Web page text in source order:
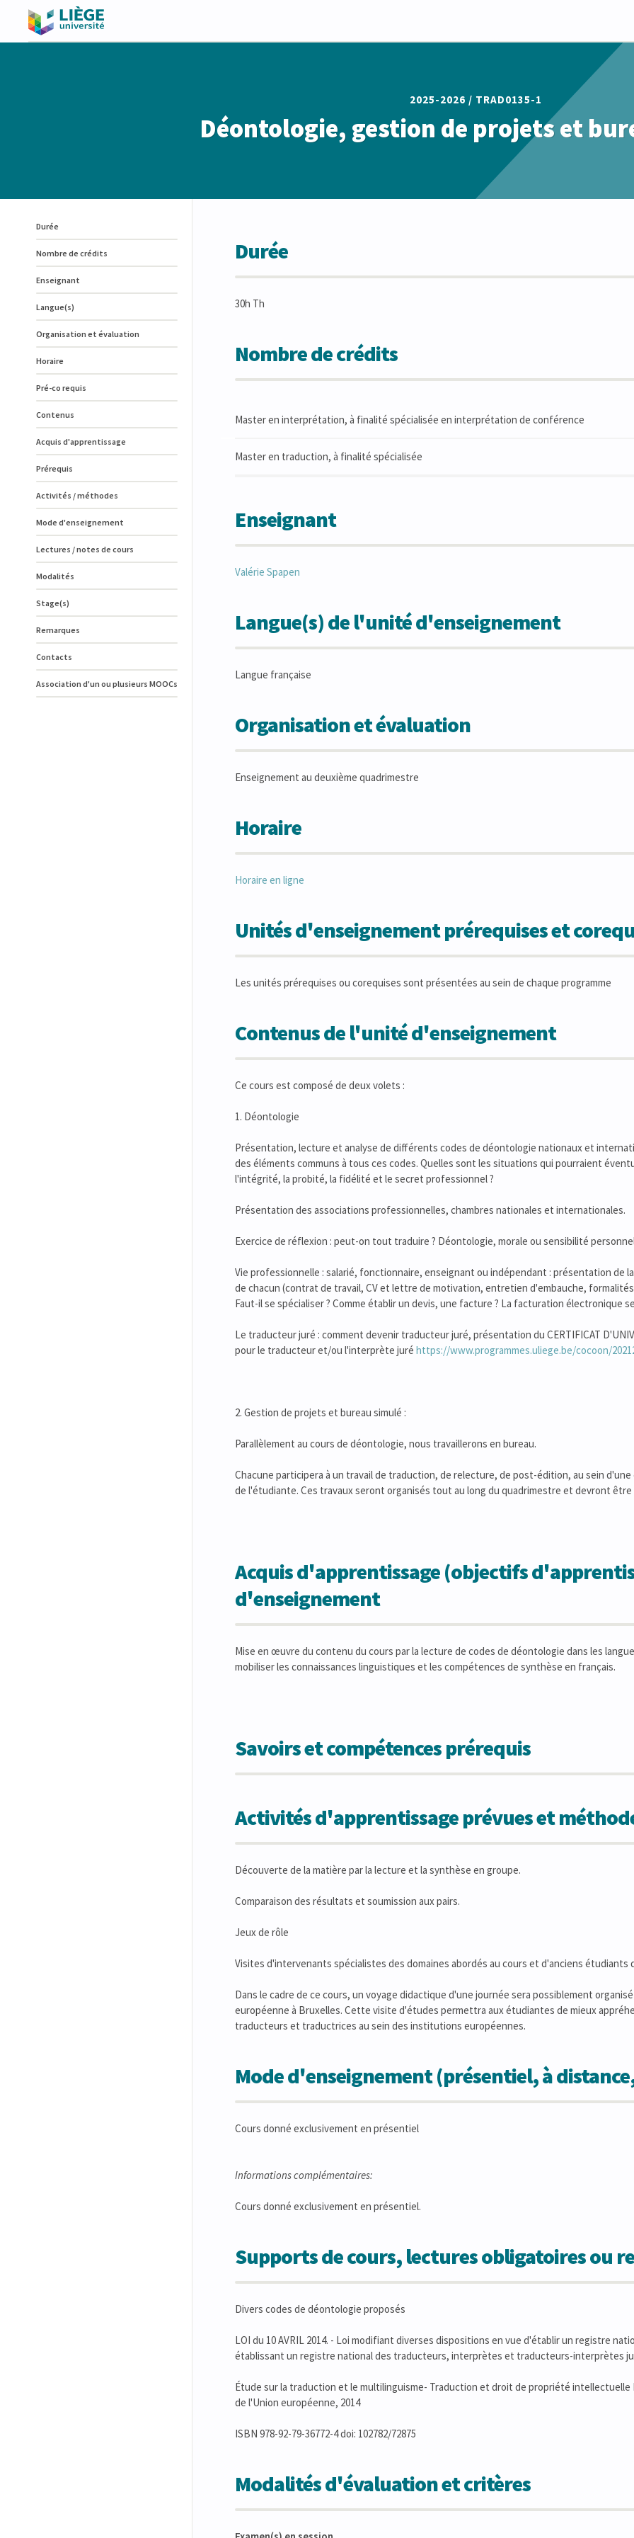
2025-2026 / TRAD0135-1
Déontologie, gestion de projets et
Durée
Nombre de crédits
Enseignant
Langue(s)
Organisation et évaluation
Horaire
Pré-co requis
Contenus
Acquis d'apprentissage
Prérequis
Activités / méthodes
Mode d'enseignement
Lectures / notes de cours
Modalités
Stage(s)
Remarques
Contacts
Association d'un ou plusieurs MOOCs
Durée
30h Th
Nombre de crédits
Master en interprétation, à finalité spécialisée en interprétation de conférence
Master en traduction, à finalité spécialisée
Enseignant
Valérie Spapen
Langue(s) de l'unité d'enseignement
Langue française
Organisation et évaluation
Enseignement au deuxième quadrimestre
Horaire
Horaire en ligne
Unités d'enseignement prérequises et
Les unités prérequises ou corequises sont présentées au sein de chaque programme
Contenus de l'unité d'enseignement
Ce cours est composé de deux volets :
1. Déontologie
Présentation, lecture et analyse de différents codes de déontologie nationaux et
des éléments communs à tous ces codes. Quelles sont les situations qui pourraient
l'intégrité, la probité, la fidélité et le secret professionnel ?
Présentation des associations professionnelles, chambres nationales et internationales.
Exercice de réflexion : peut-on tout traduire ? Déontologie, morale ou sensibilité
Vie professionnelle : salarié, fonctionnaire, enseignant ou indépendant : présentation de
de chacun (contrat de travail, CV et lettre de motivation, entretien d'embauche,
Faut-il se spécialiser ? Comme établir un devis, une facture ? La facturation électronique
Le traducteur juré : comment devenir traducteur juré, présentation du CERTIFICAT
pour le traducteur et/ou l'interprète juré https://www.programmes.uliege.be/cocoon/
2. Gestion de projets et bureau simulé :
Parallèlement au cours de déontologie, nous travaillerons en bureau.
Chacune participera à un travail de traduction, de relecture, de post-édition, au sein
de l'étudiante. Ces travaux seront organisés tout au long du quadrimestre et devront être
Acquis d'apprentissage (objectifs
d'enseignement
Mise en œuvre du contenu du cours par la lecture de codes de déontologie dans les
mobiliser les connaissances linguistiques et les compétences de synthèse en français.
Savoirs et compétences prérequis
Activités d'apprentissage prévues et
Découverte de la matière par la lecture et la synthèse en groupe.
Comparaison des résultats et soumission aux pairs.
Jeux de rôle
Visites d'intervenants spécialistes des domaines abordés au cours et d'anciens étudiants
Dans le cadre de ce cours, un voyage didactique d'une journée sera possiblement organisé
européenne à Bruxelles. Cette visite d'études permettra aux étudiantes de mieux
traducteurs et traductrices au sein des institutions européennes.
Mode d'enseignement (présentiel, à
Cours donné exclusivement en présentiel
Informations complémentaires:
Cours donné exclusivement en présentiel.
Supports de cours, lectures obligatoires ou
Divers codes de déontologie proposés
LOI du 10 AVRIL 2014. - Loi modifiant diverses dispositions en vue d'établir un registre
établissant un registre national des traducteurs, interprètes et traducteurs-interprètes
Étude sur la traduction et le multilinguisme- Traduction et droit de propriété intellectuelle
de l'Union européenne, 2014
ISBN 978-92-79-36772-4 doi: 102782/72875
Modalités d'évaluation et critères